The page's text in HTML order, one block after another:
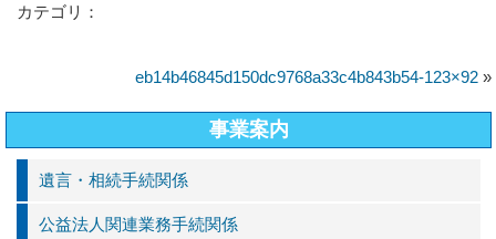
カテゴリ：
eb14b46845d150dc9768a33c4b843b54-123×92 »
事業案内
遺言・相続手続関係
公益法人関連業務手続関係